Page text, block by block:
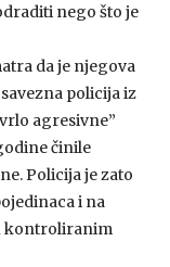
nego što je
da je njegova
policija iz
agresivne”
činile
Policija je zato
i na
kontroliranim